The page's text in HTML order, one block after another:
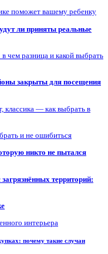
поможет вашему ребенку
ли приняты реальные
в чем разница и какой выбрать
закрыты для посещения
классика — как выбрать в
и не ошибиться
никто не пытался
территорий:
интерьера
почему такие случаи